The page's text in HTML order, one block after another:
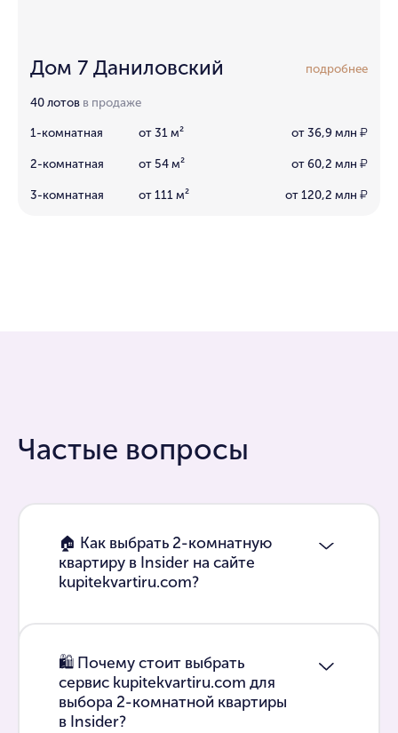
Дом 7 Даниловский подробнее
40 лотов в продаже
1-комнатная от 31 м² от 36,9 млн ₽
2-комнатная от 54 м² от 60,2 млн ₽
3-комнатная от 111 м² от 120,2 млн ₽
Частые вопросы
🏠 Как выбрать 2-комнатную
квартиру в Insider на сайте
kupitekvartiru.com?
🛍 Почему стоит выбрать
сервис kupitekvartiru.com для
выбора 2-комнатной квартиры
в Insider?